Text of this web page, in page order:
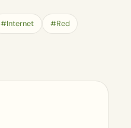
#Internet #Red